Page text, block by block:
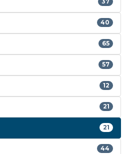
40
65
57
12
21
21
44